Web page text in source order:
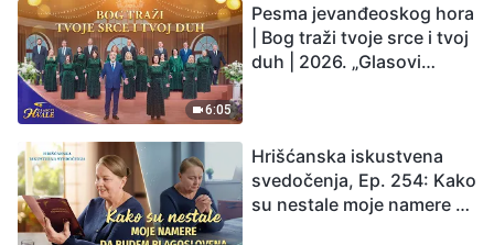
Čovečanstvo ulazi u
odbrojavanje. Da li ste
pronašli način da
6:05
Pesma jevanđeoskog hora
| Bog traži tvoje srce i tvoj
duh | 2026. „Glasovi
Hrišćanska iskustvena
svedočenja, Ep. 254: Kako
su nestale moje namere da